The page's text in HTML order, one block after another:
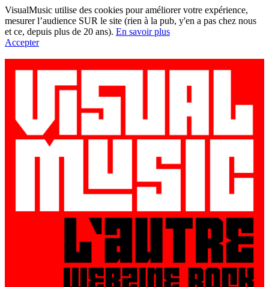
VisualMusic utilise des cookies pour améliorer votre expérience,
mesurer l’audience SUR le site (rien à la pub, y'en a pas chez nous
et ce, depuis plus de 20 ans). En savoir plus
Accepter